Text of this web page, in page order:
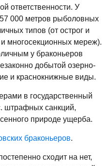
ответственности. У
000 метров рыболовных
типов (от острог и
многосекционных мереж).
у браконьеров
добытой озерно-
и краснокнижные виды.
в государственный
штрафных санкций,
природе ущерба.
браконьеров.
сходит на нет,